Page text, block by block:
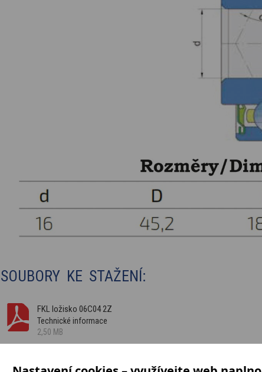
SOUBORY KE STAŽENÍ:
FKL ložisko 06C04 2Z
Technické informace
2,50 MB